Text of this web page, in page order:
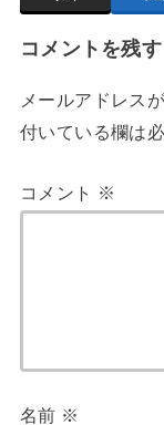
コメントを残す
メールアドレス
付いている欄は
コメント ※
名前 ※